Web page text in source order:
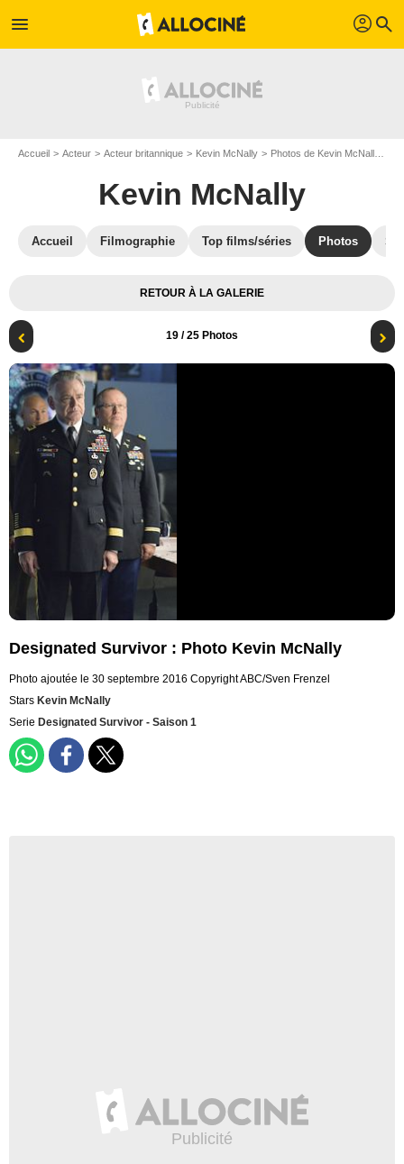
menu profil search
Accueil Acteur Acteur britannique Kevin McNally Photos de Kevin McNally
Kevin McNally
Accueil Filmographie Top films/séries Photos
RETOUR À LA GALERIE
19 / 25 Photos
Designated Survivor : Photo Kevin McNally
Photo ajoutée le 30 septembre 2016 Copyright ABC/Sven Frenzel
Stars Kevin McNally
Serie Designated Survivor - Saison 1